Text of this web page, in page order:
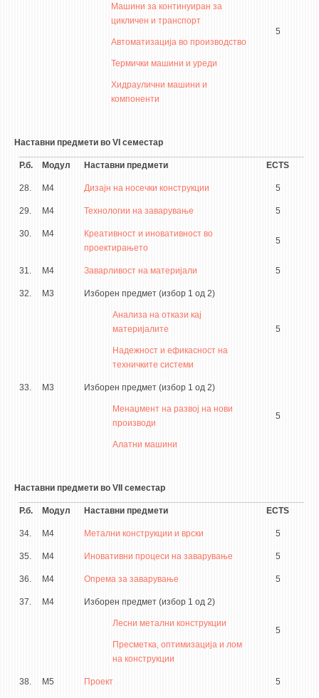
Машини за континуиран за
цикличен и транспорт
Автоматизација во производство
Термички машини и уреди
Хидраулични машини и
компоненти
5
Наставни предмети во VI семестар
Р.б. Модул Наставни предмети ECTS
28. М4 Дизајн на носечки конструкции 5
29. М4 Технологии на заварување 5
30. М4
Креативност и иновативност во
проектирањето
5
31. М4 Заварливост на материјали 5
32. М3 Изборен предмет (избор 1 од 2)
Анализа на откази кај
материјалите
Надежност и ефикасност на
техничките системи
5
33. М3 Изборен предмет (избор 1 од 2)
Менаџмент на развој на нови
производи
Алатни машини
5
Наставни предмети во VII семестар
Р.б. Модул Наставни предмети ECTS
34. М4 Метални конструкции и врски 5
35. М4 Иновативни процеси на заварување 5
36. М4 Опрема за заварување 5
37. М4 Изборен предмет (избор 1 од 2)
Лесни метални конструкции
Пресметка, оптимизација и лом
на конструкции
5
38. М5 Проект 5